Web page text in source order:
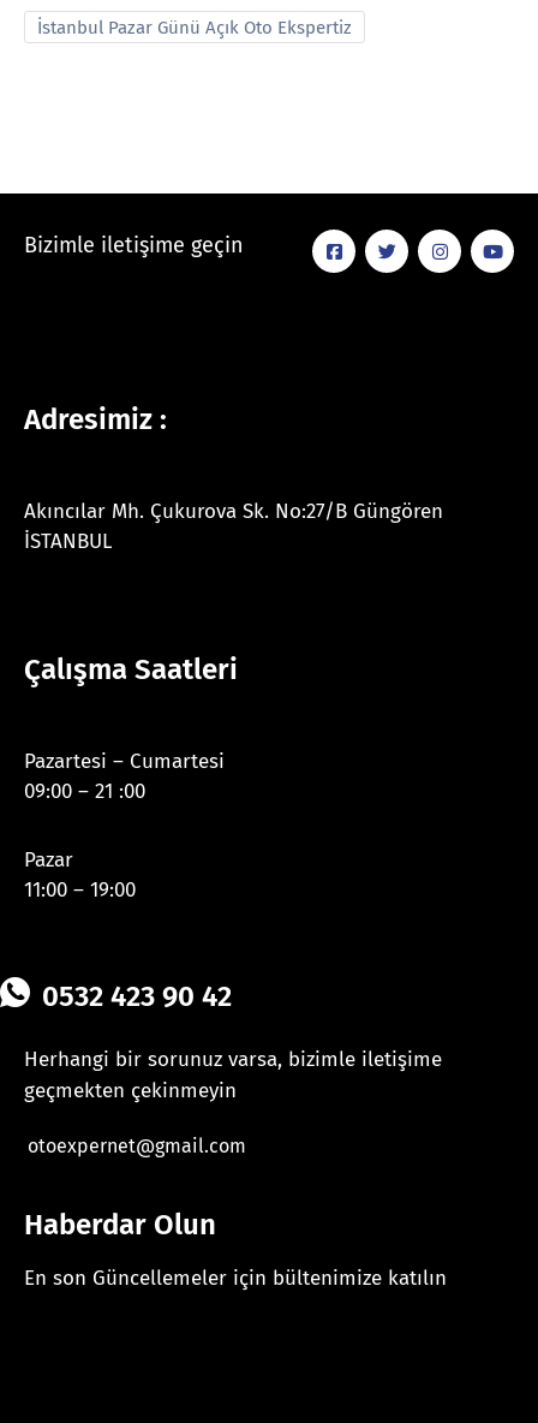
İstanbul Pazar Günü Açık Oto Ekspertiz
Bizimle iletişime geçin
Adresimiz :
Akıncılar Mh. Çukurova Sk. No:27/B Güngören
İSTANBUL
Çalışma Saatleri
Pazartesi – Cumartesi
09:00 – 21 :00
Pazar
11:00 – 19:00
0532 423 90 42
Herhangi bir sorunuz varsa, bizimle iletişime
geçmekten çekinmeyin
otoexpernet@gmail.com
Haberdar Olun
En son Güncellemeler için bültenimize katılın